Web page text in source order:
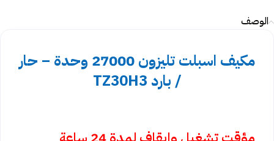
الوصف
مكيف اسبلت تليزون 27000 وحدة – حار
/ بارد TZ30H3